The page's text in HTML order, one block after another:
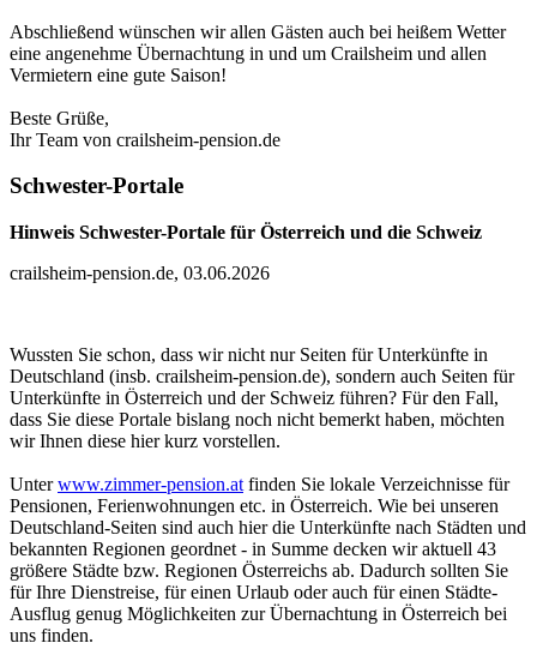
Abschließend wünschen wir allen Gästen auch bei heißem Wetter
eine angenehme Übernachtung in und um Crailsheim und allen
Vermietern eine gute Saison!
Beste Grüße,
Ihr Team von crailsheim-pension.de
Schwester-Portale
Hinweis Schwester-Portale für Österreich und die Schweiz
crailsheim-pension.de, 03.06.2026
Wussten Sie schon, dass wir nicht nur Seiten für Unterkünfte in
Deutschland (insb. crailsheim-pension.de), sondern auch Seiten für
Unterkünfte in Österreich und der Schweiz führen? Für den Fall,
dass Sie diese Portale bislang noch nicht bemerkt haben, möchten
wir Ihnen diese hier kurz vorstellen.
Unterwww.zimmer-pension.at finden Sie lokale Verzeichnisse für
Pensionen, Ferienwohnungen etc. in Österreich. Wie bei unseren
Deutschland-Seiten sind auch hier die Unterkünfte nach Städten und
bekannten Regionen geordnet - in Summe decken wir aktuell 43
größere Städte bzw. Regionen Österreichs ab. Dadurch sollten Sie
für Ihre Dienstreise, für einen Urlaub oder auch für einen Städte-
Ausflug genug Möglichkeiten zur Übernachtung in Österreich bei
uns finden.